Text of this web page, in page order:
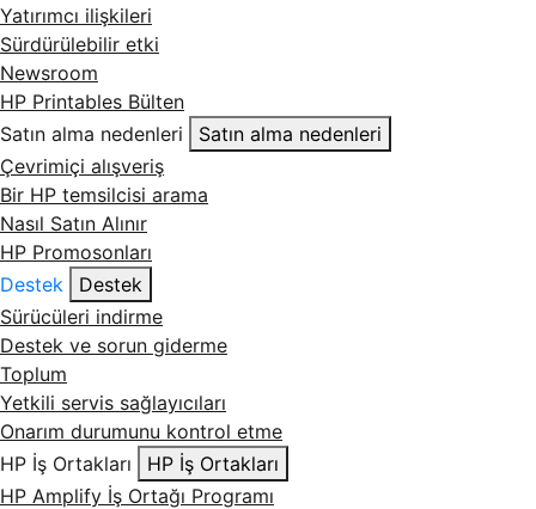
Yatırımcı ilişkileri
Sürdürülebilir etki
Newsroom
HP Printables Bülten
Satın alma nedenleri
Satın alma nedenleri
Çevrimiçi alışveriş
Bir HP temsilcisi arama
Nasıl Satın Alınır
HP Promosonları
Destek
Destek
Sürücüleri indirme
Destek ve sorun giderme
Toplum
Yetkili servis sağlayıcıları
Onarım durumunu kontrol etme
HP İş Ortakları
HP İş Ortakları
HP Amplify İş Ortağı Programı